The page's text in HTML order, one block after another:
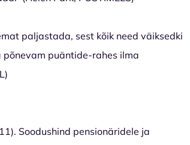
paljastada, sest kõik need väiksedki
puäntide-rahes ilma
Soodushind pensionäridele ja